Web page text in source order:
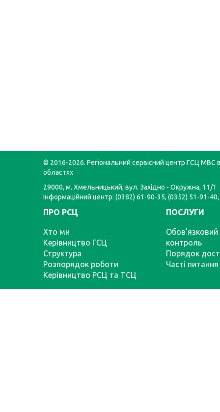
© 2016-2026. Регіональний сервісний центр ГСЦ МВС
областях
29000, м. Хмельницький, вул. Західно - Окружна, 11/1
Інформаційний центр: (0382) 61-90-35, (0352) 51-91-
ПРО РСЦ
Хто ми
Керівництво ГСЦ
Структура
Розпорядок роботи
Керівництво РСЦ та ТСЦ
ПОСЛУГИ
Обов’язковий
контроль
Порядок
Часті питання